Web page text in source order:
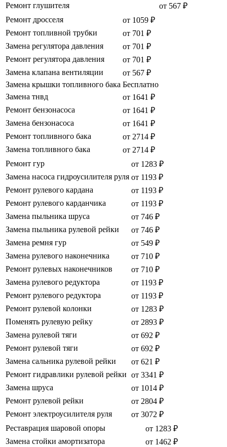
Ремонт глушителя
от 567 ₽
Ремонт дросселя
от 1059 ₽
Ремонт топливной трубки
от 701 ₽
Замена регулятора давления
от 701 ₽
Ремонт регулятора давления
от 701 ₽
Замена клапана вентиляции
от 567 ₽
Замена крышки топливного бака Бесплатно
Замена тнвд
от 1641 ₽
Ремонт бензонасоса
от 1641 ₽
Замена бензонасоса
от 1641 ₽
Ремонт топливного бака
от 2714 ₽
Замена топливного бака
от 2714 ₽
Ремонт гур
от 1283 ₽
Замена насоса гидроусилителя руля от 1193 ₽
Ремонт рулевого кардана
от 1193 ₽
Ремонт рулевого карданчика
от 1193 ₽
Замена пыльника шруса
от 746 ₽
Замена пыльника рулевой рейки
от 746 ₽
Замена ремня гур
от 549 ₽
Замена рулевого наконечника
от 710 ₽
Ремонт рулевых наконечников
от 710 ₽
Замена рулевого редуктора
от 1193 ₽
Ремонт рулевого редуктора
от 1193 ₽
Ремонт рулевой колонки
от 1283 ₽
Поменять рулевую рейку
от 2893 ₽
Замена рулевой тяги
от 692 ₽
Ремонт рулевой тяги
от 692 ₽
Замена сальника рулевой рейки
от 621 ₽
Ремонт гидравлики рулевой рейки от 3341 ₽
Замена шруса
от 1014 ₽
Ремонт рулевой рейки
от 2804 ₽
Ремонт электроусилителя руля
от 3072 ₽
Реставрация шаровой опоры
от 1283 ₽
Замена стойки амортизатора
от 1462 ₽